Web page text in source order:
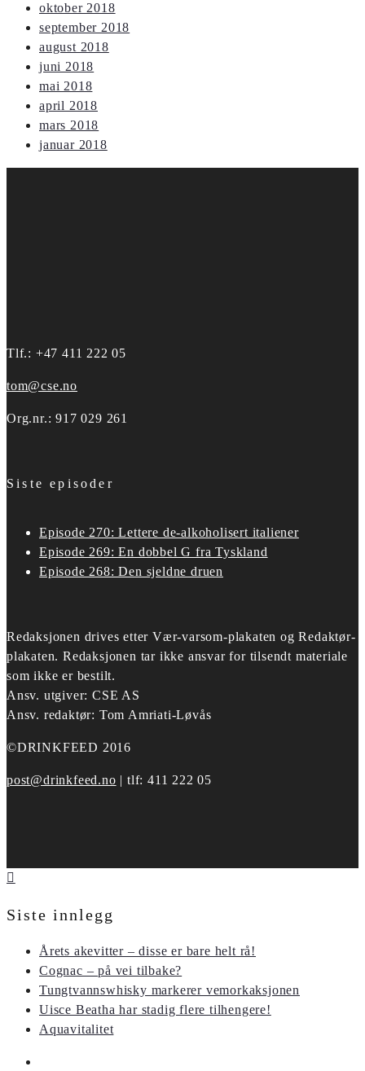
oktober 2018
september 2018
august 2018
juni 2018
mai 2018
april 2018
mars 2018
januar 2018
Tlf.: +47 411 222 05
tom@cse.no
Org.nr.: 917 029 261
Siste episoder
Episode 270: Lettere de-alkoholisert italiener
Episode 269: En dobbel G fra Tyskland
Episode 268: Den sjeldne druen
Redaksjonen drives etter Vær-varsom-plakaten og Redaktør-
plakaten. Redaksjonen tar ikke ansvar for tilsendt materiale
som ikke er bestilt.
Ansv. utgiver: CSE AS
Ansv. redaktør: Tom Amriati-Løvås
©DRINKFEED 2016
post@drinkfeed.no | tlf: 411 222 05
Siste innlegg
Årets akevitter – disse er bare helt rå!
Cognac – på vei tilbake?
Tungtvannswhisky markerer vemorkaksjonen
Uisce Beatha har stadig flere tilhengere!
Aquavitalitet